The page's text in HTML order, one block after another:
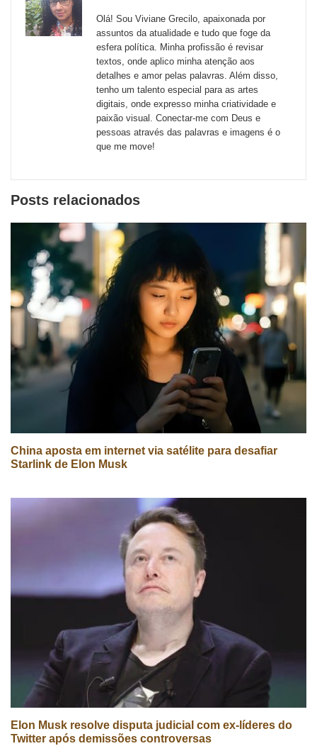
sites
externos
Olá! Sou Viviane Grecilo, apaixonada por
assuntos da atualidade e tudo que foge da
esfera política. Minha profissão é revisar
textos, onde aplico minha atenção aos
detalhes e amor pelas palavras. Além disso,
tenho um talento especial para as artes
digitais, onde expresso minha criatividade e
paixão visual. Conectar-me com Deus e
pessoas através das palavras e imagens é o
que me move!
Posts relacionados
China aposta em internet via satélite para desafiar
Starlink de Elon Musk
Elon Musk resolve disputa judicial com ex-líderes do
Twitter após demissões controversas